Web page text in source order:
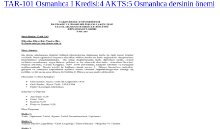
TAR-101 Osmanlıca I Kredisi:4 AKTS:5 Osmanlıca dersinin önemi